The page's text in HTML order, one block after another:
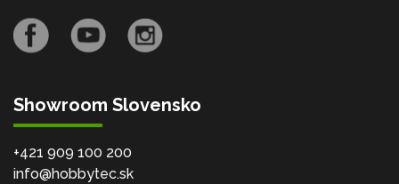
Showroom Slovensko
+421 909 100 200
info@hobbytec.sk